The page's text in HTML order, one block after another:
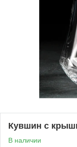
Кувшин с
В наличии